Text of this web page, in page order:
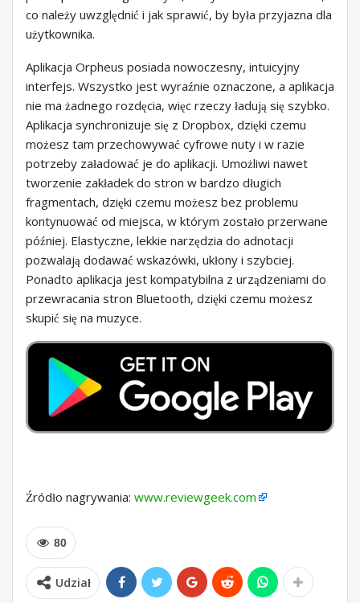
co należy uwzględnić i jak sprawić, by była przyjazna dla
użytkownika.
Aplikacja Orpheus posiada nowoczesny, intuicyjny
interfejs. Wszystko jest wyraźnie oznaczone, a aplikacja
nie ma żadnego rozdęcia, więc rzeczy ładują się szybko.
Aplikacja synchronizuje się z Dropbox, dzięki czemu
możesz tam przechowywać cyfrowe nuty i w razie
potrzeby załadować je do aplikacji. Umożliwi nawet
tworzenie zakładek do stron w bardzo długich
fragmentach, dzięki czemu możesz bez problemu
kontynuować od miejsca, w którym zostało przerwane
później. Elastyczne, lekkie narzędzia do adnotacji
pozwalają dodawać wskazówki, ukłony i szybciej.
Ponadto aplikacja jest kompatybilna z urządzeniami do
przewracania stron Bluetooth, dzięki czemu możesz
skupić się na muzyce.
Źródło nagrywania: www.reviewgeek.com
80
Udział